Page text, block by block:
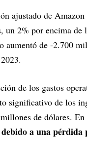
ajustado de
un 2% por encima de
aumentó de -2.700
de los gastos
significativo de los
de dólares.
a una